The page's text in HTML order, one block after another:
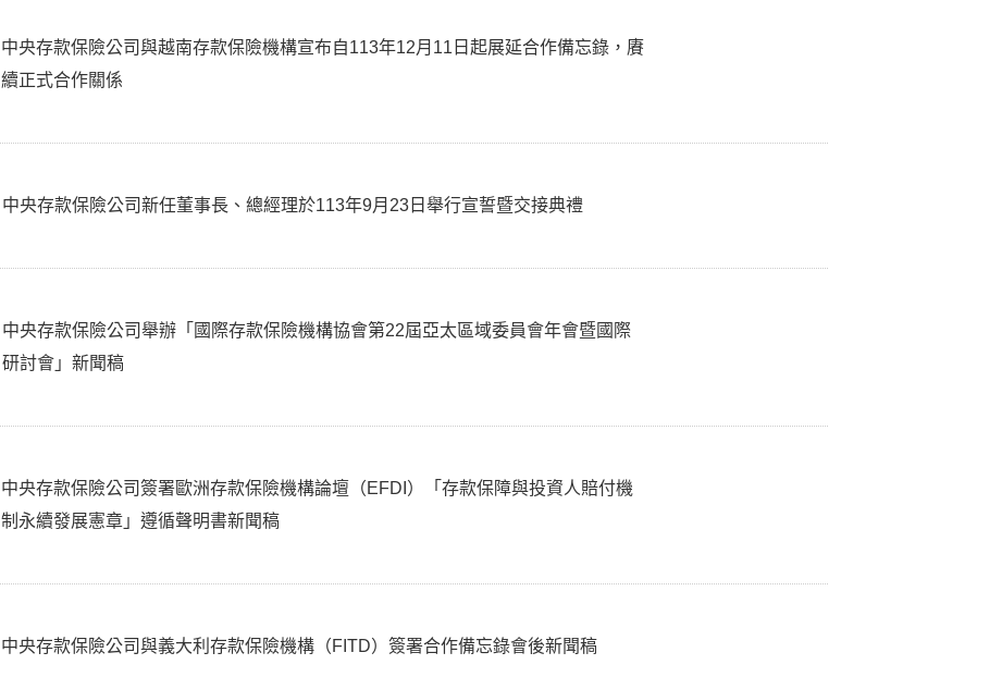
中央存款保險公司與越南存款保險機構宣布自113年12月11日起展延合作備忘錄，賡
續正式合作關係
中央存款保險公司新任董事長、總經理於113年9月23日舉行宣誓暨交接典禮
中央存款保險公司舉辦「國際存款保險機構協會第22屆亞太區域委員會年會暨國際
研討會」新聞稿
中央存款保險公司簽署歐洲存款保險機構論壇（EFDI）「存款保障與投資人賠付機
制永續發展憲章」遵循聲明書新聞稿
中央存款保險公司與義大利存款保險機構（FITD）簽署合作備忘錄會後新聞稿